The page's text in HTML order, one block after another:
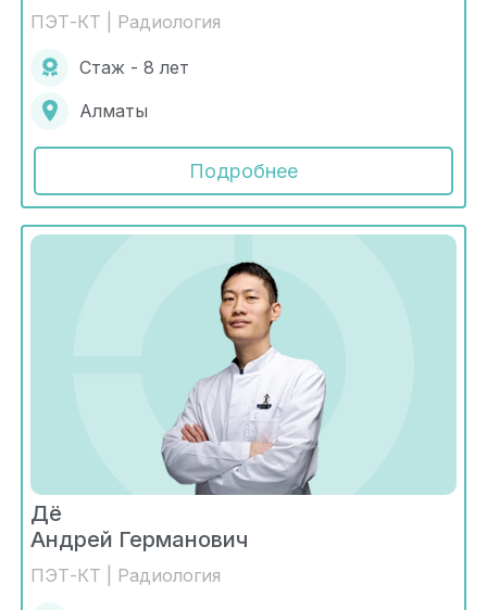
ПЭТ-КТ | Радиология
Стаж - 8 лет
Алматы
Подробнее
Дё
Андрей Германович
ПЭТ-КТ | Радиология